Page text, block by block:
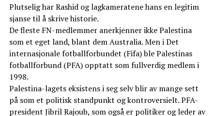
Plutselig har Rashid og lagkameratene hans en legitim
sjanse til å skrive historie.
De fleste FN-medlemmer anerkjenner ikke Palestina
som et eget land, blant dem Australia. Men i Det
internasjonale fotballforbundet (Fifa) ble Palestinas
fotballforbund (PFA) opptatt som fullverdig medlem i
1998.
Palestina-lagets eksistens i seg selv blir av mange sett
på som et politisk standpunkt og kontroversielt. PFA-
president Jibril Rajoub, som også er politiker og leder av